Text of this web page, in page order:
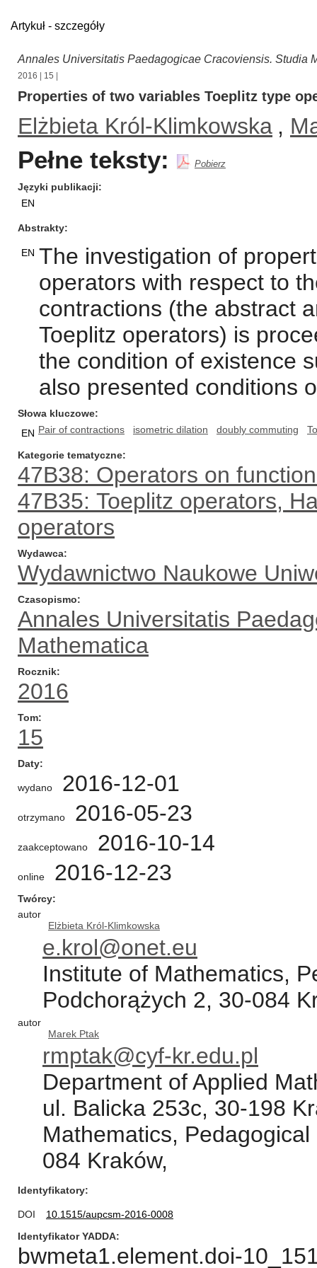
Artykuł - szczegóły
Annales Universitatis Paedagogicae Cracoviensis. Studia
2016 15
Properties of two variables Toeplitz type
Elżbieta Król-Klimkowska ,
Pełne teksty: Pobierz
Języki publikacji
EN
Abstrakty
EN The investigation of
operators with respect to
contractions (the abstract
Toeplitz operators) is
the condition of existence
also presented conditions
Słowa kluczowe
EN Pair of contractions isometric dilation doubly commuting
Kategorie tematyczne
47B38: Operators on
47B35: Toeplitz operators,
operators
Wydawca
Wydawnictwo Naukowe
Czasopismo
Annales Universitatis
Mathematica
Rocznik
2016
Tom
15
Daty
wydano 2016-12-01
otrzymano 2016-05-23
zaakceptowano 2016-10-14
online 2016-12-23
Twórcy
autor
Elżbieta Król-Klimkowska
e.krol@onet.eu
Institute of Mathematics,
Podchorążych 2, 30-084
autor
Marek Ptak
rmptak@cyf-kr.edu.pl
Department of Applied
ul. Balicka 253c, 30-198
Mathematics,
084 Kraków,
Identyfikatory
DOI
10.1515/aupcsm-2016-0008
Identyfikator YADDA
bwmeta1.element.doi-